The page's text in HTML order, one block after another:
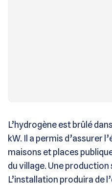
L’hydrogène est brûlé
kW. Il a permis d’assurer
maisons et places
du village. Une production
L’installation produira de